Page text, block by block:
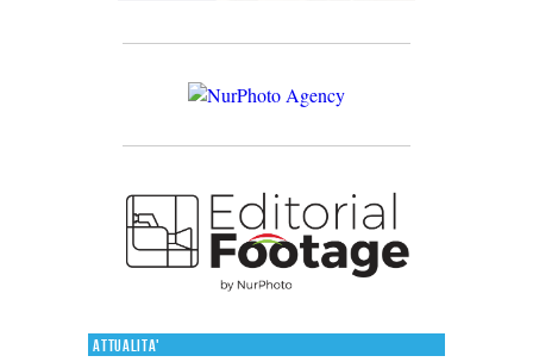
Attualita'